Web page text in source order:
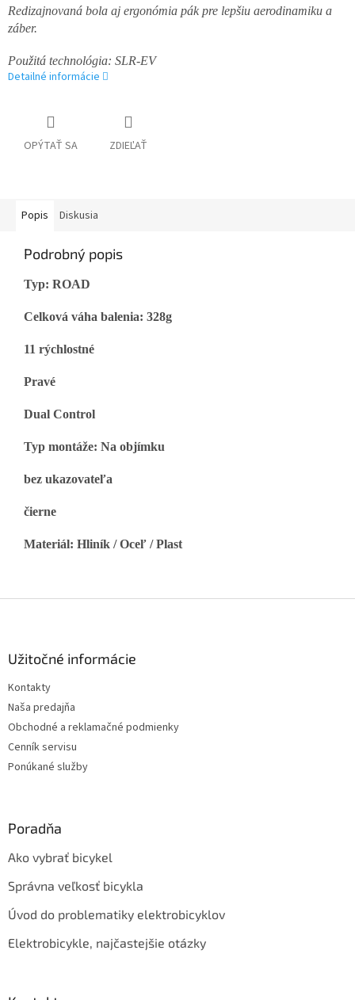
Redizajnovaná bola aj ergonómia pák pre lepšiu aerodinamiku a
záber.
Použitá technológia: SLR-EV
Detailné informácie
OPÝTAŤ SA ZDIEĽAŤ
Popis Diskusia
Podrobný popis
Typ: ROAD
Celková váha balenia: 328g
11 rýchlostné
Pravé
Dual Control
Typ montáže: Na objímku
bez ukazovateľa
čierne
Materiál: Hliník / Oceľ / Plast
Užitočné informácie
Kontakty
Naša predajňa
Obchodné a reklamačné podmienky
Cenník servisu
Ponúkané služby
Poradňa
Ako vybrať bicykel
Správna veľkosť bicykla
Úvod do problematiky elektrobicyklov
Elektrobicykle, najčastejšie otázky